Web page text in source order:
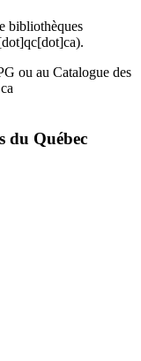
bibliothèques
.
ou au Catalogue des
du Québec